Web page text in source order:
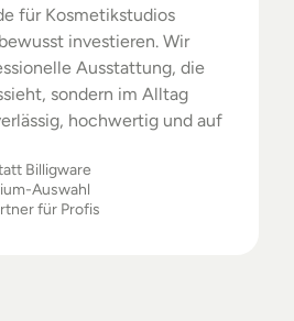
für Kosmetikstudios
investieren. Wir
Ausstattung, die
sondern im Alltag
hochwertig und auf
Billigware
Auswahl
für Profis